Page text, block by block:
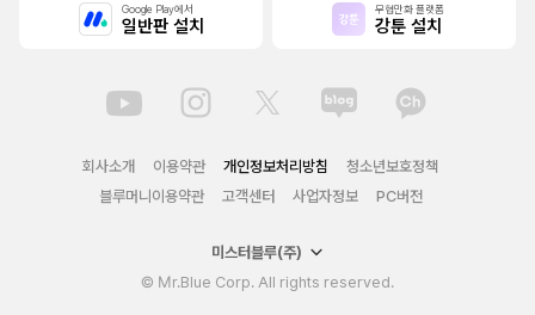
Google Play에서
일반판 설치
무협만화 플랫폼
강툰 설치
회사소개 이용약관 개인정보처리방침
청소년보호정책
블루머니이용약관
고객센터 사업자정보 PC버전
미스터블루(주)
© Mr.Blue Corp. All rights reserved.